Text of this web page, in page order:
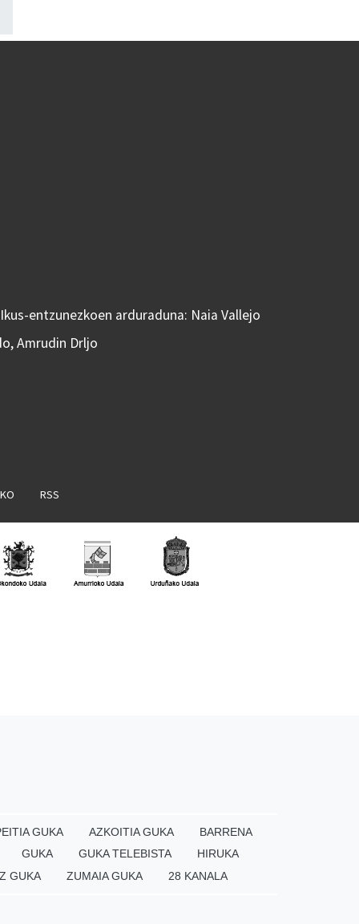
entzunezkoen arduraduna: Naia Vallejo
Amrudin Drljo
RSS
GUKA AZKOITIA GUKA
BARRENA
GUKA
GUKA TELEBISTA
HIRUKA
GUKA
ZUMAIA GUKA 28 KANALA